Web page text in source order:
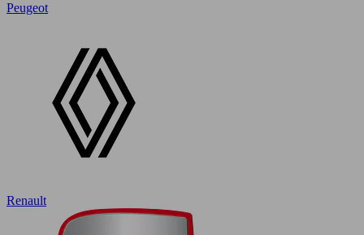
Peugeot
Renault